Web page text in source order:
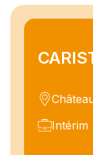
Intérim